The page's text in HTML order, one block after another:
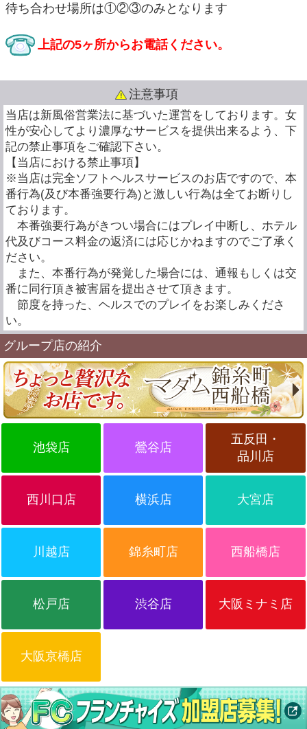
待ち合わせ場所は①②③のみとなります
上記の5ヶ所からお電話ください。
注意事項
当店は新風俗営業法に基づいた運営をしております。女
性が安心してより濃厚なサービスを提供出来るよう、下
記の禁止事項をご確認下さい。
【当店における禁止事項】
※当店は完全ソフトヘルスサービスのお店ですので、本
番行為(及び本番強要行為)と激しい行為は全てお断りし
ております。
本番強要行為がきつい場合にはプレイ中断し、ホテル
代及びコース料金の返済には応じかねますのでご了承く
ださい。
また、本番行為が発覚した場合には、通報もしくは交
番に同行頂き被害届を提出させて頂きます。
節度を持った、ヘルスでのプレイをお楽しみくださ
い。
グループ店の紹介
池袋店 鶯谷店
五反田・
品川店
西川口店 横浜店 大宮店
川越店 錦糸町店 西船橋店
松戸店 渋谷店 大阪ミナミ店
大阪京橋店